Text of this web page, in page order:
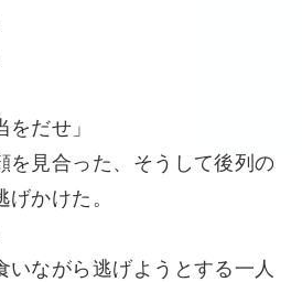
だせ」
見合った、そうして後列の
かけた。
ながら逃げようとする一人